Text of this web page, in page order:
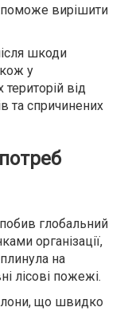
вирішити
шкоди
у
територій від
та спричинених
глобальний
організації,
на
лісові пожежі.
що швидко